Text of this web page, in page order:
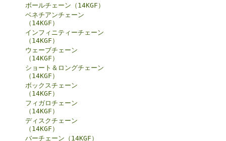
ボールチェーン（14KGF）
ベネチアンチェーン
（14KGF）
インフィニティーチェーン
（14KGF）
ウェーブチェーン
（14KGF）
ショート＆ロングチェーン
（14KGF）
ボックスチェーン
（14KGF）
フィガロチェーン
（14KGF）
ディスクチェーン
（14KGF）
バーチェーン（14KGF）